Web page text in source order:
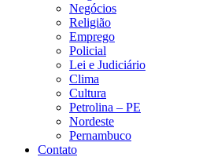
Negócios
Religião
Emprego
Policial
Lei e Judiciário
Clima
Cultura
Petrolina – PE
Nordeste
Pernambuco
Contato